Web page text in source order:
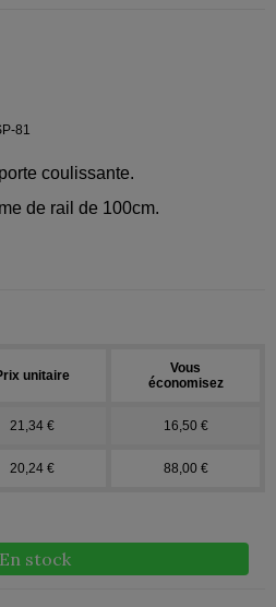
81
coulissante.
de rail de 100cm.
unitaire
Vous
économisez
21,34 € 16,50 €
20,24 € 88,00 €
En stock